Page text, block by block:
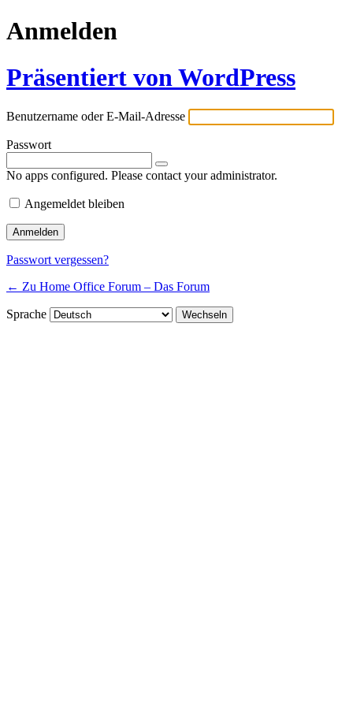
Anmelden
Präsentiert von WordPress
Benutzername oder E-Mail-Adresse
Passwort
No apps configured. Please contact your administrator.
Angemeldet bleiben
Passwort vergessen?
← Zu Home Office Forum – Das Forum
Sprache